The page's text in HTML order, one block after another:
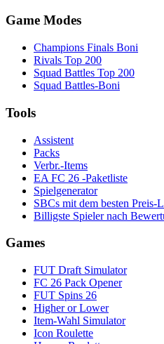
Game Modes
Champions Finals Boni
Rivals Top 200
Squad Battles Top 200
Squad Battles-Boni
Tools
Assistent
Packs
Verbr.-Items
EA FC 26 -Paketliste
Spielgenerator
SBCs mit dem besten Preis-
Billigste Spieler nach
Games
FUT Draft Simulator
FC 26 Pack Opener
FUT Spins 26
Higher or Lower
Item-Wahl Simulator
Icon Roulette